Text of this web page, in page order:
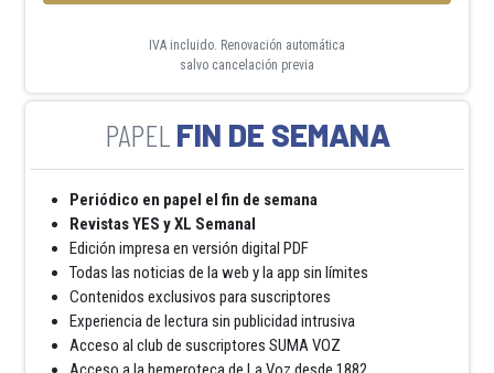
IVA incluido. Renovación automática
salvo cancelación previa
FIN DE SEMANA
Periódico en papel el fin de semana
Revistas YES y XL Semanal
Edición impresa en versión digital PDF
Todas las noticias de la web y la app sin límites
Contenidos exclusivos para suscriptores
Experiencia de lectura sin publicidad intrusiva
Acceso al club de suscriptores SUMA VOZ